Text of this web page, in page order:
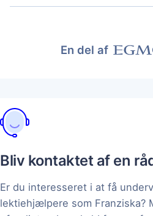
En del af
Bliv kontaktet af en
Er du interesseret i at få
lektiehjælpere som Franziska?